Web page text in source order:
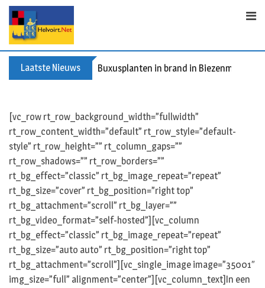
p
Laatste Nieuws Buxusplanten in brand in Biezenmortel,
[vc_row rt_row_background_width=”fullwidth”
rt_row_content_width=”default” rt_row_style=”default-
style” rt_row_height=”” rt_column_gaps=””
rt_row_shadows=”” rt_row_borders=””
rt_bg_effect=”classic” rt_bg_image_repeat=”repeat”
rt_bg_size=”cover” rt_bg_position=”right top”
rt_bg_attachment=”scroll” rt_bg_layer=””
rt_bg_video_format=”self-hosted”][vc_column
rt_bg_effect=”classic” rt_bg_image_repeat=”repeat”
rt_bg_size=”auto auto” rt_bg_position=”right top”
rt_bg_attachment=”scroll”][vc_single_image image=”35001″
img_size=”full” alignment=”center”][vc_column_text]In een